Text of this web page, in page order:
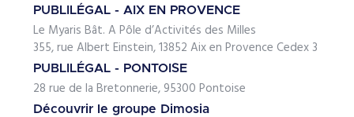
PUBLILÉGAL - AIX EN PROVENCE
Le Myaris Bât. A Pôle d’Activités des Milles
355, rue Albert Einstein, 13852 Aix en Provence Cedex 3
PUBLILÉGAL - PONTOISE
28 rue de la Bretonnerie, 95300 Pontoise
Découvrir le groupe Dimosia